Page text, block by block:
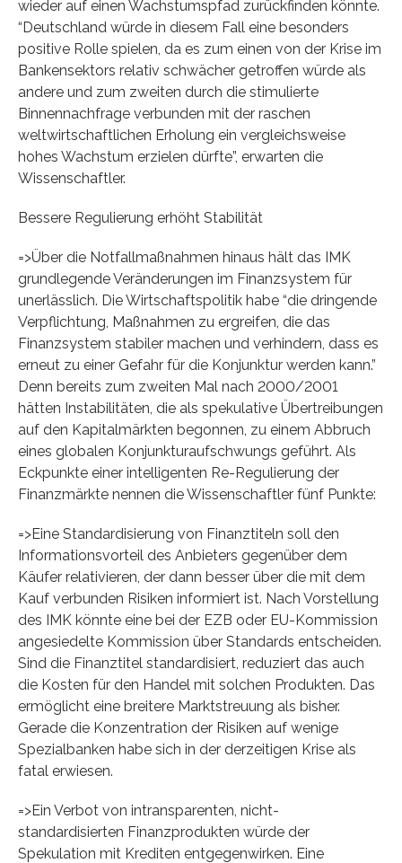
wieder auf einen Wachstumspfad zurückfinden könnte.
“Deutschland würde in diesem Fall eine besonders
positive Rolle spielen, da es zum einen von der Krise im
Bankensektors relativ schwächer getroffen würde als
andere und zum zweiten durch die stimulierte
Binnennachfrage verbunden mit der raschen
weltwirtschaftlichen Erholung ein vergleichsweise
hohes Wachstum erzielen dürfte”, erwarten die
Wissenschaftler.
Bessere Regulierung erhöht Stabilität
=>Über die Notfallmaßnahmen hinaus hält das IMK
grundlegende Veränderungen im Finanzsystem für
unerlässlich. Die Wirtschaftspolitik habe “die dringende
Verpflichtung, Maßnahmen zu ergreifen, die das
Finanzsystem stabiler machen und verhindern, dass es
erneut zu einer Gefahr für die Konjunktur werden kann.”
Denn bereits zum zweiten Mal nach 2000/2001
hätten Instabilitäten, die als spekulative Übertreibungen
auf den Kapitalmärkten begonnen, zu einem Abbruch
eines globalen Konjunkturaufschwungs geführt. Als
Eckpunkte einer intelligenten Re-Regulierung der
Finanzmärkte nennen die Wissenschaftler fünf Punkte:
=>Eine Standardisierung von Finanztiteln soll den
Informationsvorteil des Anbieters gegenüber dem
Käufer relativieren, der dann besser über die mit dem
Kauf verbunden Risiken informiert ist. Nach Vorstellung
des IMK könnte eine bei der EZB oder EU-Kommission
angesiedelte Kommission über Standards entscheiden.
Sind die Finanztitel standardisiert, reduziert das auch
die Kosten für den Handel mit solchen Produkten. Das
ermöglicht eine breitere Marktstreuung als bisher.
Gerade die Konzentration der Risiken auf wenige
Spezialbanken habe sich in der derzeitigen Krise als
fatal erwiesen.
=>Ein Verbot von intransparenten, nicht-
standardisierten Finanzprodukten würde der
Spekulation mit Krediten entgegenwirken. Eine